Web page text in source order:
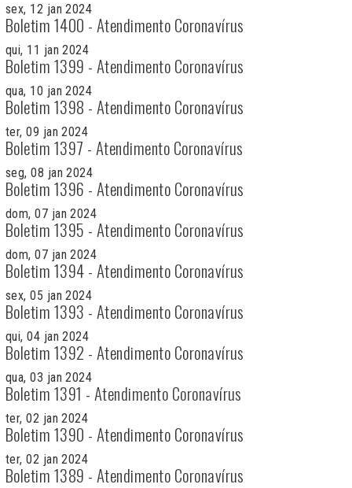
sex, 12 jan 2024
Boletim 1400 - Atendimento Coronavírus
qui, 11 jan 2024
Boletim 1399 - Atendimento Coronavírus
qua, 10 jan 2024
Boletim 1398 - Atendimento Coronavírus
ter, 09 jan 2024
Boletim 1397 - Atendimento Coronavírus
seg, 08 jan 2024
Boletim 1396 - Atendimento Coronavírus
dom, 07 jan 2024
Boletim 1395 - Atendimento Coronavírus
dom, 07 jan 2024
Boletim 1394 - Atendimento Coronavírus
sex, 05 jan 2024
Boletim 1393 - Atendimento Coronavírus
qui, 04 jan 2024
Boletim 1392 - Atendimento Coronavírus
qua, 03 jan 2024
Boletim 1391 - Atendimento Coronavírus
ter, 02 jan 2024
Boletim 1390 - Atendimento Coronavírus
ter, 02 jan 2024
Boletim 1389 - Atendimento Coronavírus